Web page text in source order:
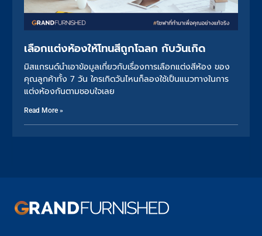
เลือกแต่งห้องให้โทนสีถูกโฉลก กับวันเกิด
มิสแกรนด์นำเอาข้อมูลเกี่ยวกับเรื่องการเลือกแต่งสีห้อง ของ
คุณลูกค้าทั้ง 7 วัน ใครเกิดวันไหนก็ลองใช้เป็นแนวทางในการ
แต่งห้องกันตามชอบใจเลย
Read More »